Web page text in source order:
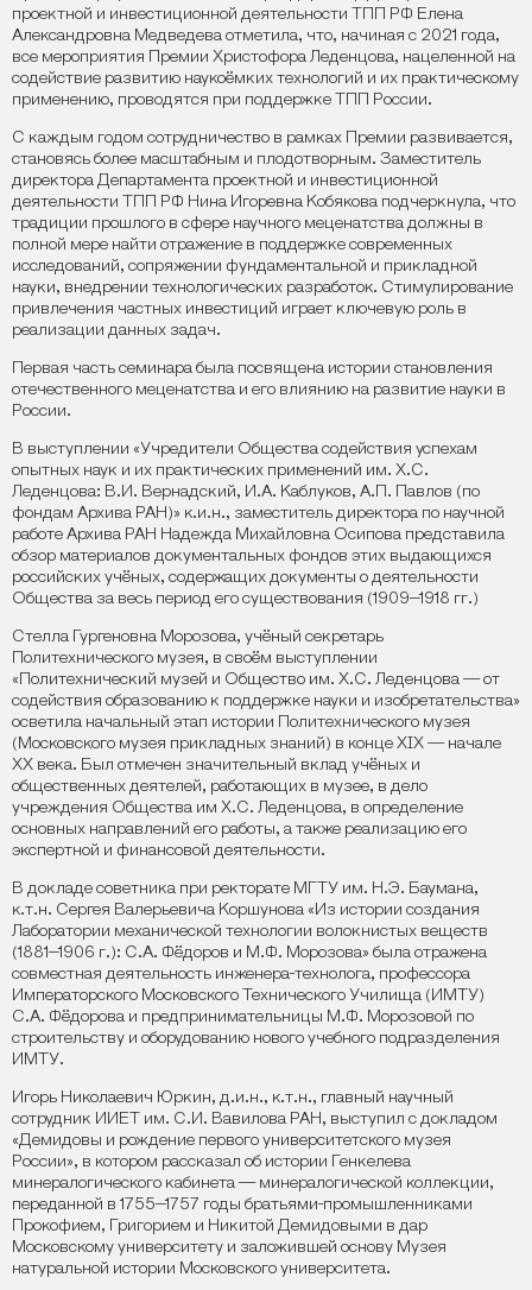
проектной и инвестиционной деятельности ТПП РФ Елена
Александровна Медведева отметила, что, начиная с 2021 года,
все мероприятия Премии Христофора Леденцова, нацеленной на
содействие развитию наукоёмких технологий и их практическому
применению, проводятся при поддержке ТПП России.
С каждым годом сотрудничество в рамках Премии развивается,
становясь более масштабным и плодотворным. Заместитель
директора Департамента проектной и инвестиционной
деятельности ТПП РФ Нина Игоревна Кобякова подчеркнула, что
традиции прошлого в сфере научного меценатства должны в
полной мере найти отражение в поддержке современных
исследований, сопряжении фундаментальной и прикладной
науки, внедрении технологических разработок. Стимулирование
привлечения частных инвестиций играет ключевую роль в
реализации данных задач.
Первая часть семинара была посвящена истории становления
отечественного меценатства и его влиянию на развитие науки в
России.
В выступлении «Учредители Общества содействия успехам
опытных наук и их практических применений им. Х.С.
Леденцова: В.И. Вернадский, И.А. Каблуков, А.П. Павлов (по
фондам Архива РАН)» к.и.н., заместитель директора по научной
работе Архива РАН Надежда Михайловна Осипова представила
обзор материалов документальных фондов этих выдающихся
российских учёных, содержащих документы о деятельности
Общества за весь период его существования (1909–1918 гг.)
Стелла Гургеновна Морозова, учёный секретарь
Политехнического музея, в своём выступлении
«Политехнический музей и Общество им. Х.С. Леденцова — от
содействия образованию к поддержке науки и изобретательства»
осветила начальный этап истории Политехнического музея
(Московского музея прикладных знаний) в конце XIX — начале
XX века. Был отмечен значительный вклад учёных и
общественных деятелей, работающих в музее, в дело
учреждения Общества им Х.С. Леденцова, в определение
основных направлений его работы, а также реализацию его
экспертной и финансовой деятельности.
В докладе советника при ректорате МГТУ им. Н.Э. Баумана,
к.т.н. Сергея Валерьевича Коршунова «Из истории создания
Лаборатории механической технологии волокнистых веществ
(1881–1906 г.): С.А. Фёдоров и М.Ф. Морозова» была отражена
совместная деятельность инженера-технолога, профессора
Императорского Московского Технического Училища (ИМТУ)
С.А. Фёдорова и предпринимательницы М.Ф. Морозовой по
строительству и оборудованию нового учебного подразделения
ИМТУ.
Игорь Николаевич Юркин, д.и.н., к.т.н., главный научный
сотрудник ИИЕТ им. С.И. Вавилова РАН, выступил с докладом
«Демидовы и рождение первого университетского музея
России», в котором рассказал об истории Генкелева
минералогического кабинета — минералогической коллекции,
переданной в 1755–1757 годы братьями-промышленниками
Прокофием, Григорием и Никитой Демидовыми в дар
Московскому университету и заложившей основу Музея
натуральной истории Московского университета.